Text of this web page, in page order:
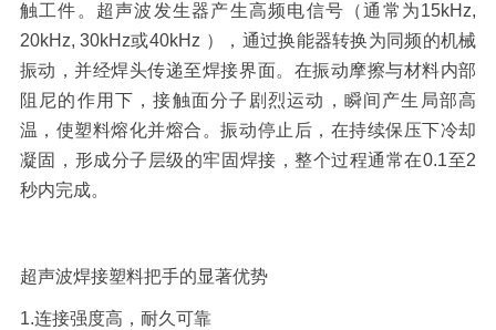
触工件。超声波发生器产生高频电信号（通常为15kHz,
20kHz, 30kHz或40kHz ），通过换能器转换为同频的机械
振动，并经焊头传递至焊接界面。在振动摩擦与材料内部
阻尼的作用下，接触面分子剧烈运动，瞬间产生局部高
温，使塑料熔化并熔合。振动停止后，在持续保压下冷却
凝固，形成分子层级的牢固焊接，整个过程通常在0.1至2
秒内完成。
超声波焊接塑料把手的显著优势
1.连接强度高，耐久可靠